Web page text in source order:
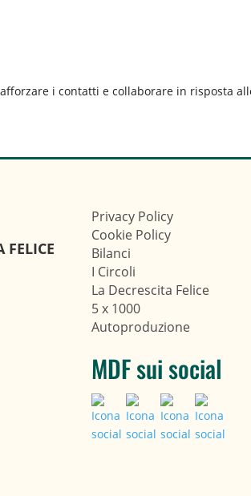
i contatti e collaborare in
FELICE
Privacy Policy
Cookie Policy
Bilanci
I Circoli
La Decrescita Felice
5 x 1000
Autoproduzione
MDF sui social